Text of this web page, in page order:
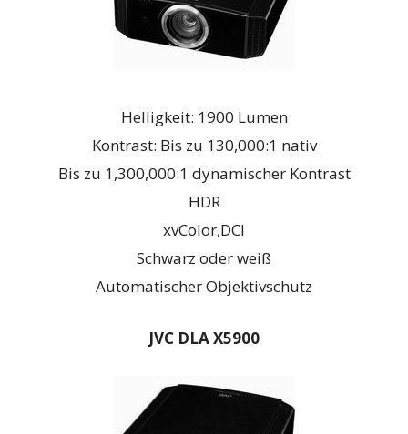
Helligkeit: 1900 Lumen
Kontrast: Bis zu 130,000:1 nativ
Bis zu 1,300,000:1 dynamischer Kontrast
HDR
xvColor,DCI
Schwarz oder weiß
Automatischer Objektivschutz
JVC DLA X5900